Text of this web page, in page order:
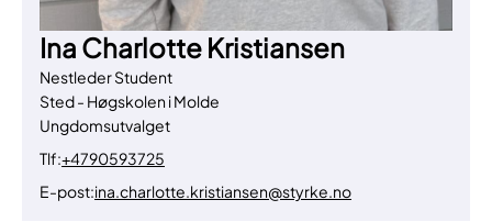
Ina Charlotte Kristiansen
Nestleder Student
Sted - Høgskolen i Molde
Ungdomsutvalget
Tlf:+4790593725
E-post:ina.charlotte.kristiansen@styrke.no